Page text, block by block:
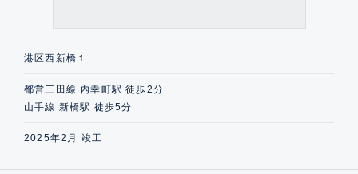
港区西新橋１
都営三田線 内幸町駅 徒歩2分
山手線 新橋駅 徒歩5分
2025年2月 竣工